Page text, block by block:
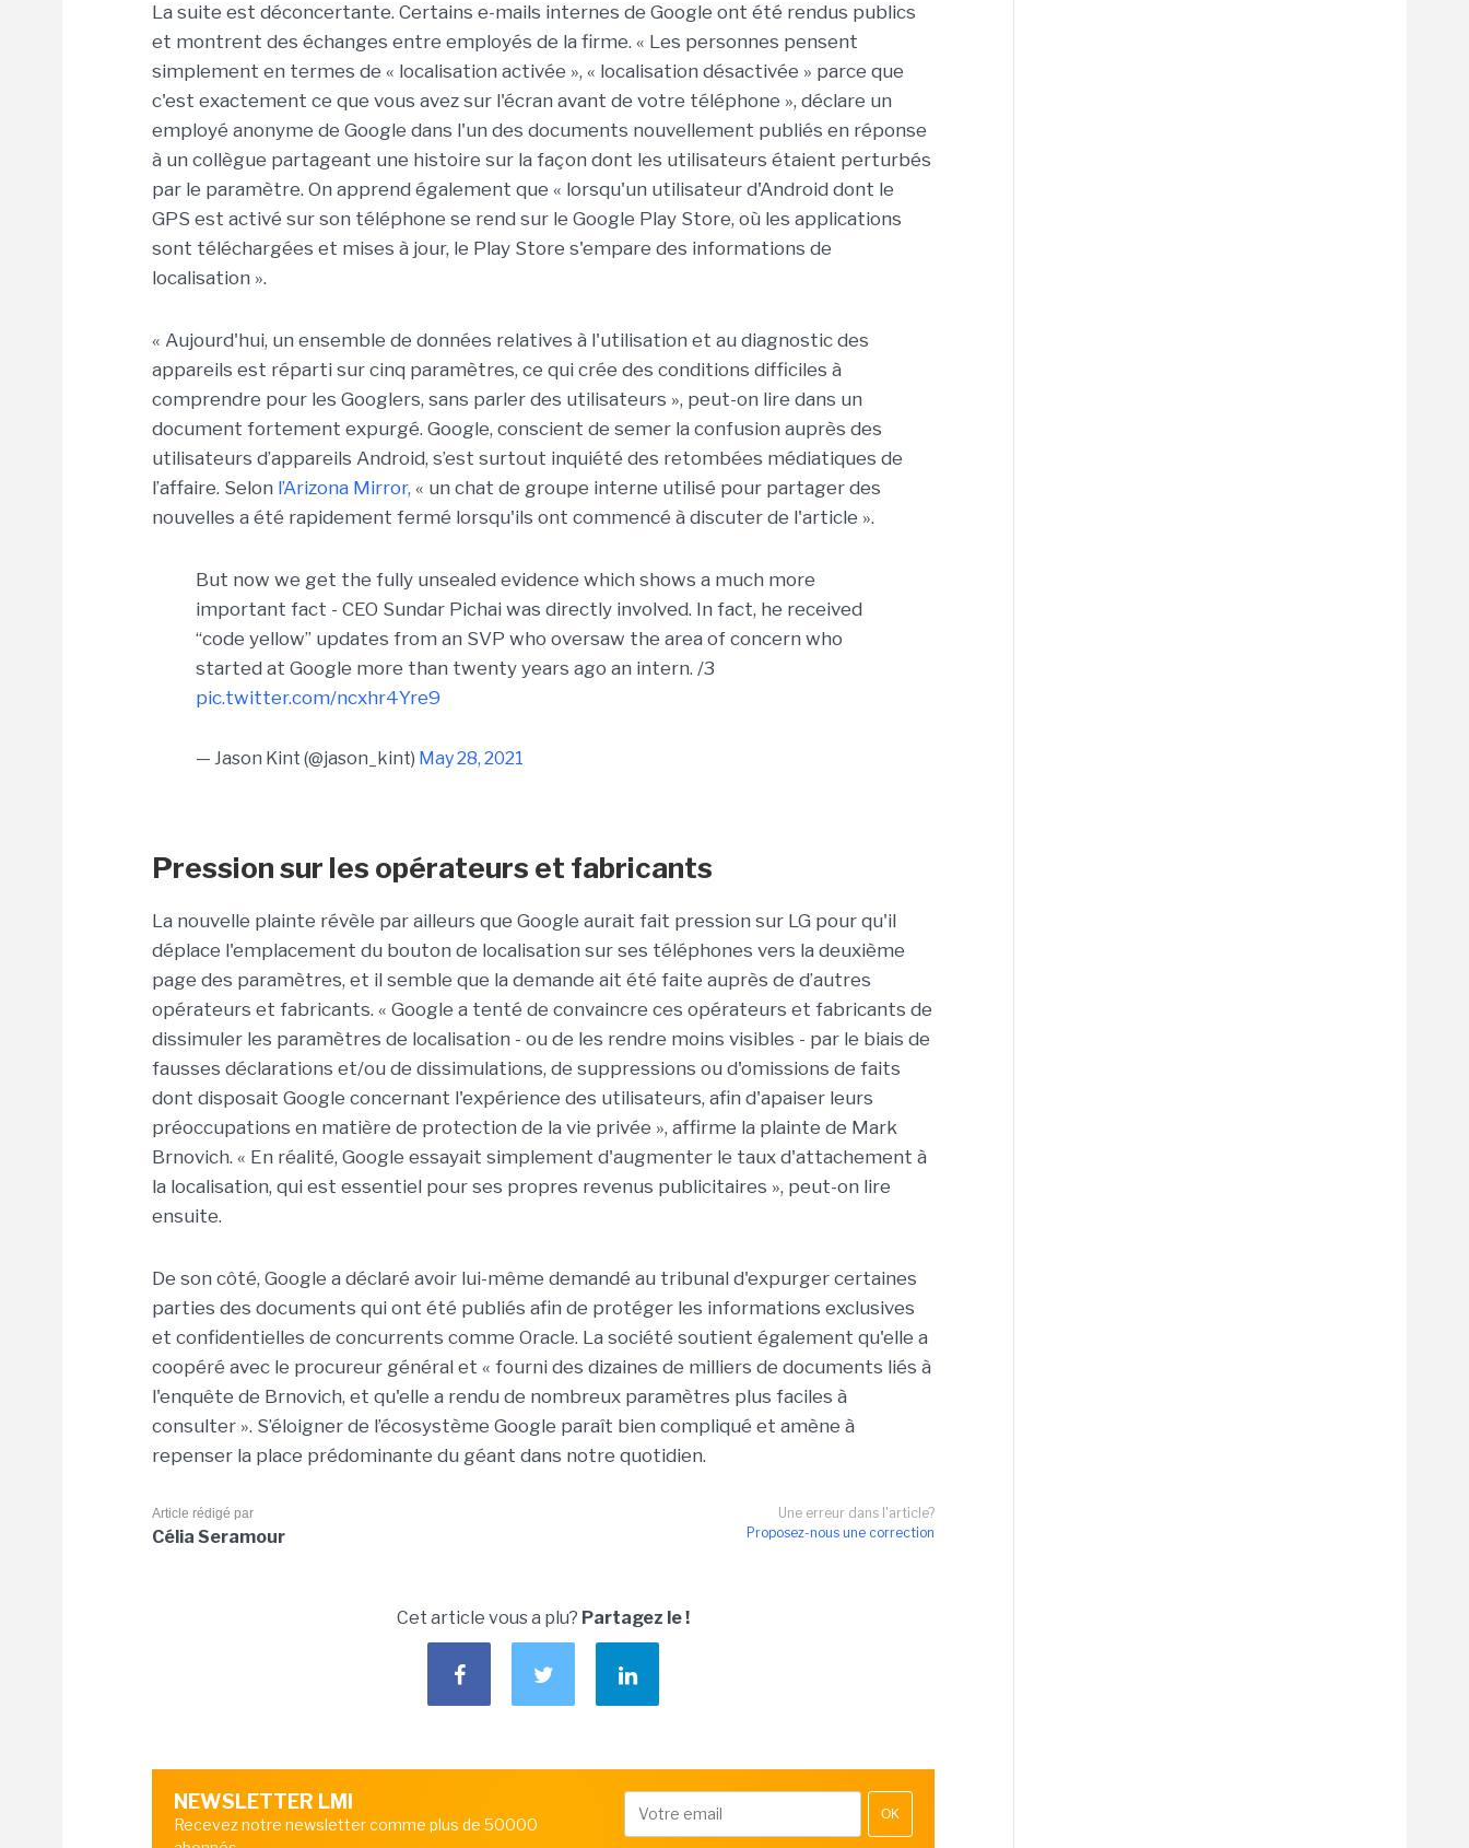
La suite est déconcertante. Certains e-mails internes de Google ont été rendus publics
et montrent des échanges entre employés de la firme. « Les personnes pensent
simplement en termes de « localisation activée », « localisation désactivée » parce que
c'est exactement ce que vous avez sur l'écran avant de votre téléphone », déclare un
employé anonyme de Google dans l'un des documents nouvellement publiés en réponse
à un collègue partageant une histoire sur la façon dont les utilisateurs étaient perturbés
par le paramètre. On apprend également que « lorsqu'un utilisateur d'Android dont le
GPS est activé sur son téléphone se rend sur le Google Play Store, où les applications
sont téléchargées et mises à jour, le Play Store s'empare des informations de
localisation ».
« Aujourd'hui, un ensemble de données relatives à l'utilisation et au diagnostic des
appareils est réparti sur cinq paramètres, ce qui crée des conditions difficiles à
comprendre pour les Googlers, sans parler des utilisateurs », peut-on lire dans un
document fortement expurgé. Google, conscient de semer la confusion auprès des
utilisateurs d’appareils Android, s’est surtout inquiété des retombées médiatiques de
l’affaire. Selon l’Arizona Mirror, « un chat de groupe interne utilisé pour partager des
nouvelles a été rapidement fermé lorsqu'ils ont commencé à discuter de l'article ».
But now we get the fully unsealed evidence which shows a much more
important fact - CEO Sundar Pichai was directly involved. In fact, he received
“code yellow” updates from an SVP who oversaw the area of concern who
started at Google more than twenty years ago an intern. /3
pic.twitter.com/ncxhr4Yre9
— Jason Kint (@jason_kint) May 28, 2021
Pression sur les opérateurs et fabricants
La nouvelle plainte révèle par ailleurs que Google aurait fait pression sur LG pour qu'il
déplace l'emplacement du bouton de localisation sur ses téléphones vers la deuxième
page des paramètres, et il semble que la demande ait été faite auprès de d’autres
opérateurs et fabricants. « Google a tenté de convaincre ces opérateurs et fabricants de
dissimuler les paramètres de localisation - ou de les rendre moins visibles - par le biais de
fausses déclarations et/ou de dissimulations, de suppressions ou d'omissions de faits
dont disposait Google concernant l'expérience des utilisateurs, afin d'apaiser leurs
préoccupations en matière de protection de la vie privée », affirme la plainte de Mark
Brnovich. « En réalité, Google essayait simplement d'augmenter le taux d'attachement à
la localisation, qui est essentiel pour ses propres revenus publicitaires », peut-on lire
ensuite.
De son côté, Google a déclaré avoir lui-même demandé au tribunal d'expurger certaines
parties des documents qui ont été publiés afin de protéger les informations exclusives
et confidentielles de concurrents comme Oracle. La société soutient également qu'elle a
coopéré avec le procureur général et « fourni des dizaines de milliers de documents liés à
l'enquête de Brnovich, et qu'elle a rendu de nombreux paramètres plus faciles à
consulter ». S’éloigner de l’écosystème Google paraît bien compliqué et amène à
repenser la place prédominante du géant dans notre quotidien.
Une erreur dans l'article?
Proposez-nous une correction
Article rédigé par
Célia Seramour
Cet article vous a plu? Partagez le !
NEWSLETTER LMI
Recevez notre newsletter comme plus de 50000
OK